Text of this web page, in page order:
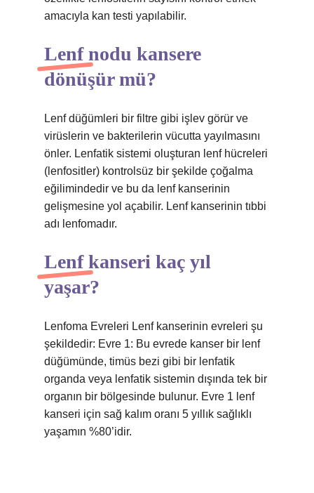
amacıyla kan testi yapılabilir.
Lenf nodu kansere
dönüşür mü?
Lenf düğümleri bir filtre gibi işlev görür ve
virüslerin ve bakterilerin vücutta yayılmasını
önler. Lenfatik sistemi oluşturan lenf hücreleri
(lenfositler) kontrolsüz bir şekilde çoğalma
eğilimindedir ve bu da lenf kanserinin
gelişmesine yol açabilir. Lenf kanserinin tıbbi
adı lenfomadır.
Lenf kanseri kaç yıl
yaşar?
Lenfoma Evreleri Lenf kanserinin evreleri şu
şekildedir: Evre 1: Bu evrede kanser bir lenf
düğümünde, timüs bezi gibi bir lenfatik
organda veya lenfatik sistemin dışında tek bir
organın bir bölgesinde bulunur. Evre 1 lenf
kanseri için sağ kalım oranı 5 yıllık sağlıklı
yaşamın %80’idir.